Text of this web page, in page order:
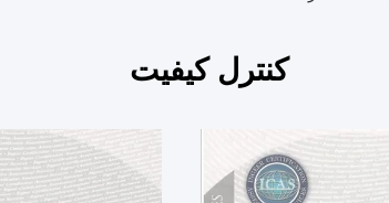
کنترل کیفیت